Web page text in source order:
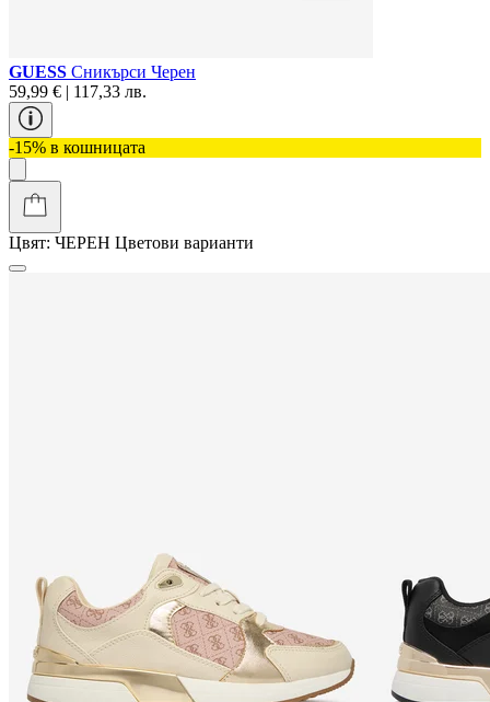
GUESS Сникърси Черен
59,99 € | 117,33 лв.
-15% в кошницата
Цвят: ЧЕРЕН Цветови варианти